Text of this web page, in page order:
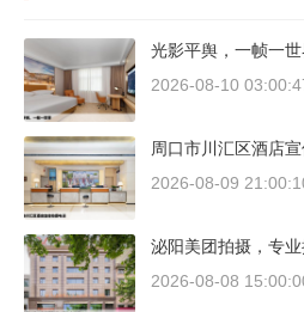
光影平舆，一帧一世
2026-08-10
周口市川汇区酒店
2026-08-09
泌阳美团拍摄，专
2026-08-08